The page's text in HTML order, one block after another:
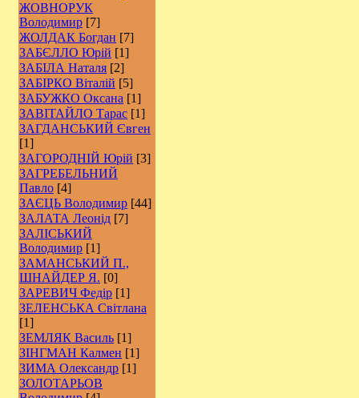
ЖОВНОРУК
Володимир [7]
ЖОЛДАК Богдан [7]
ЗАБЄЛЛО Юрій [1]
ЗАБІЛА Наталя [2]
ЗАБІРКО Віталій [5]
ЗАБУЖКО Оксана [1]
ЗАВІТАЙЛО Тарас [1]
ЗАГДАНСЬКИЙ Євген
[1]
ЗАГОРОДНІЙ Юрій [3]
ЗАГРЕБЕЛЬНИЙ
Павло [4]
ЗАЄЦЬ Володимир [44]
ЗАЛАТА Леонід [7]
ЗАЛІСЬКИЙ
Володимир [1]
ЗАМАНСЬКИЙ П.,
ШНАЙДЕР Я. [0]
ЗАРЕВИЧ Федір [1]
ЗЕЛЕНСЬКА Світлана
[1]
ЗЕМЛЯК Василь [1]
ЗІНГМАН Калмен [1]
ЗИМА Олександр [1]
ЗОЛОТАРЬОВ